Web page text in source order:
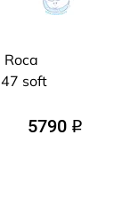
soft
5790 q